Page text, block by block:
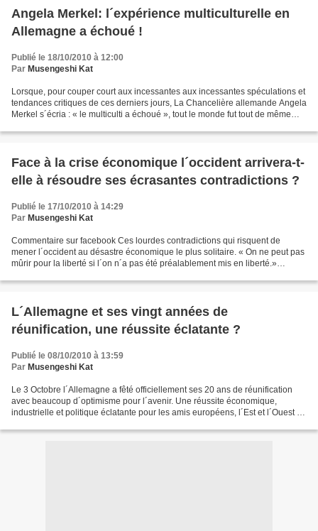
Angela Merkel: l´expérience multiculturelle en
Allemagne a échoué !
Publié le 18/10/2010 à 12:00
Par Musengeshi Kat
Lorsque, pour couper court aux incessantes aux incessantes spéculations et
tendances critiques de ces derniers jours, La Chancelière allemande Angela
Merkel s´écria : « le multiculti a échoué », tout le monde fut tout de même
Face à la crise économique l´occident arrivera-t-
elle à résoudre ses écrasantes contradictions ?
Publié le 17/10/2010 à 14:29
Par Musengeshi Kat
Commentaire sur facebook Ces lourdes contradictions qui risquent de
mener l´occident au désastre économique le plus solitaire. « On ne peut pas
mûrir pour la liberté si l´on n´a pas été préalablement mis en liberté.»
L´Allemagne et ses vingt années de
réunification, une réussite éclatante ?
Publié le 08/10/2010 à 13:59
Par Musengeshi Kat
Le 3 Octobre l´Allemagne a fêté officiellement ses 20 ans de réunification
avec beaucoup d´optimisme pour l´avenir. Une réussite économique,
industrielle et politique éclatante pour les amis européens, l´Est et l´Ouest ?